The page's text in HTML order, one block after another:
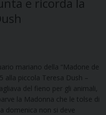
mariano della “Madone de
alla piccola Teresa Dush –
del fieno per gli animali,
la Madonna che le tolse di
domenica non si deve